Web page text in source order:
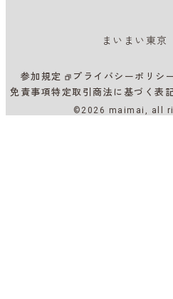
まいまい東京
参加規定
プライバシーポリシ
免責事項特定取引商法に基づく表
©2026 maimai, all